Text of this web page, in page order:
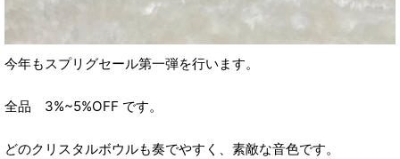
今年もスプリグセール第一弾を行います。
全品 3%~5%OFF です。
どのクリスタルボウルも奏でやすく、素敵な音色です。